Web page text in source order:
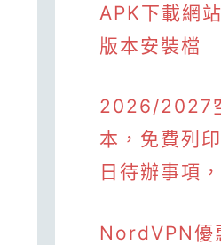
APK下載網
版本安裝檔
2026/2027
本，免費列
日待辦事項
NordVPN優